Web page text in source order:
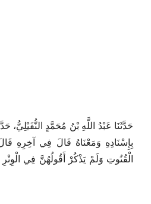
حَدَّثَنَا عَبْدُ اللَّهِ بْنُ مُحَمَّدٍ النُّفَيْلِيُّ،
بِإِسْنَادِهِ وَمَعْنَاهُ قَالَ فِي آخِرِهِ
الْقُنُوتِ وَلَمْ يَذْكُرْ أَقُولُهُنَّ فِي الْوِتْرِ